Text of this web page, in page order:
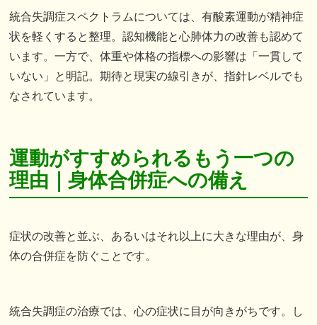
統合失調症スペクトラムについては、有酸素運動が精神症
状を軽くすると整理。認知機能と心肺体力の改善も認めて
います。一方で、体重や体格の指標への影響は「一貫して
いない」と明記。期待と現実の線引きが、指針レベルでも
なされています。
運動がすすめられるもう一つの
理由｜身体合併症への備え
症状の改善と並ぶ、あるいはそれ以上に大きな理由が、身
体の合併症を防ぐことです。
統合失調症の治療では、心の症状に目が向きがちです。し